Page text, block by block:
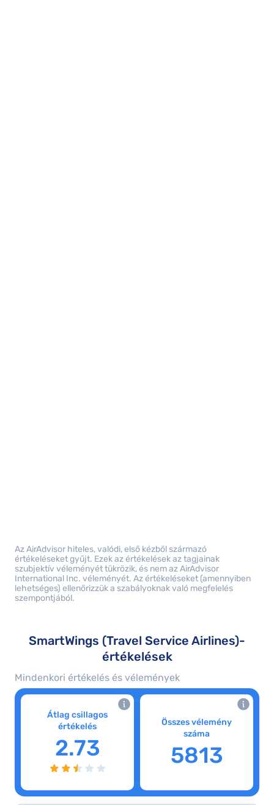
Az AirAdvisor hiteles, valódi, első kézből származó
értékeléseket gyűjt. Ezek az értékelések az tagjainak
szubjektív véleményét tükrözik, és nem az AirAdvisor
International Inc. véleményét. Az értékeléseket (amennyiben
lehetséges) ellenőrizzük a szabályoknak való megfelelés
szempontjából.
SmartWings (Travel Service Airlines)-
értékelések
Mindenkori értékelés és vélemények
Átlag csillagos
értékelés
2.73
Összes vélemény
száma
5813